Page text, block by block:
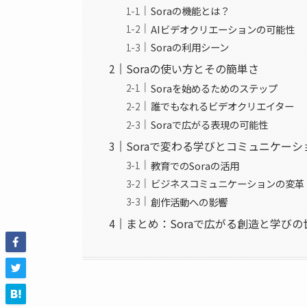
Soraの機能とは？
AIビデオクリエーションの可能性
Soraの利用シーン
Soraの使い方とその簡単さ
Soraを始めるためのステップ
誰でもなれるビデオクリエイター
Soraで広がる表現の可能性
Soraで変わる学びとコミュニケーシ
教育でのSoraの活用
ビジネスコミュニケーションの変革
創作活動への影響
まとめ：Soraで広がる創造と学びの